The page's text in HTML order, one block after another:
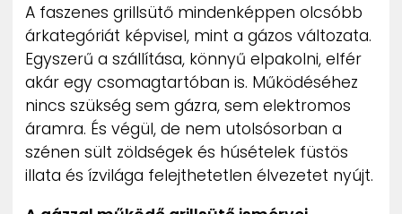
A faszenes grillsütő mindenképpen olcsóbb
árkategóriát képvisel, mint a gázos változata.
Egyszerű a szállítása, könnyű elpakolni, elfér
akár egy csomagtartóban is. Működéséhez
nincs szükség sem gázra, sem elektromos
áramra. És végül, de nem utolsósorban a
szénen sült zöldségek és húsételek füstös
illata és ízvilága felejthetetlen élvezetet nyújt.